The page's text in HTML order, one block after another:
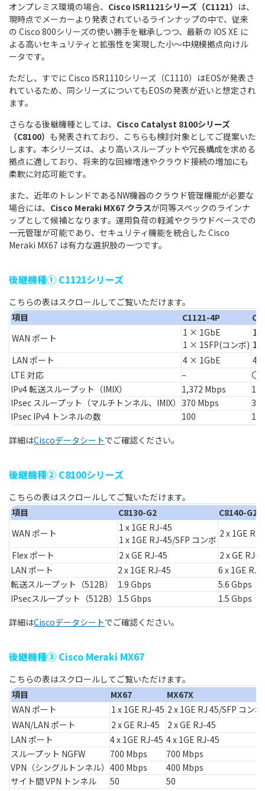
オンプレミス環境の場合、 Cisco ISR1121シリーズ（C1121） は、
現時点でメーカーより発表されているラインナップの中で、従来
の Cisco 800シリーズの使い勝手を継承しつつ、最新の IOS XE に
よる高いセキュリティと拡張性を実現した小～中規模拠点向けル
ータです。
ただし、すでに Cisco ISR1110シリーズ（C1110）はEOSが発表さ
れているため、同シリーズについてもEOSの発表が近いと想定され
ます。
さらなる後継機種としては、 Cisco Catalyst 8100シリーズ
（C8100） も発表されており、こちらも検討対象としてご提案いた
します。本シリーズは、より高いスループットや冗長構成を求める
拠点に適しており、将来的な回線増速やクラウド接続の増加にも
柔軟に対応可能です。
また、近年のトレンドであるNW機器のクラウド管理機能が必要な
場合には、 Cisco Meraki MX67 クラスが同等スペックのラインナ
ップとして候補となります。運用負荷の軽減やクラウドベースでの
一元管理が可能であり、セキュリティ機能を統合した Cisco
Meraki MX67 は有力な選択肢の一つです。
後継機種① C1121シリーズ
項目 C1121-4P
WAN ポート
1 × 1GbE
1 × 1SFP(コンボ)
1
1
LAN ポート
4 × 1GbE
4
LTE 対応
–
〇
IPv4 転送スループット（IMIX）
1,372 Mbps
IPsec スループット（マルチトンネル、IMIX） 370 Mbps
IPsec IPv4 トンネルの数
100
100
詳細はCiscoデータシートでご確認ください。
後継機種② C8100シリーズ
項目 C8130-G2
C8140-G2
WAN ポート
1 x 1GE RJ-45
1 x 1GE RJ-45/SFP コンボ
2 x 1GE RJ
Flex ポート
2 x GE RJ-45
2 x GE RJ-
LAN ポート
2 x 1GE RJ-45
6 x 1GE RJ-
転送スループット（512B）
1.9 Gbps
5.6 Gbps
IPsecスループット（512B） 1.5 Gbps
1.5 Gbps
詳細はCiscoデータシートでご確認ください。
後継機種③ Cisco Meraki MX67
項目 MX67
MX67X
WAN ポート
1 x 1GE RJ-45 2 x 1GE RJ 45/SFP コンボ
WAN/LAN ポート
2 x GE RJ-45
2 x GE RJ-45
LAN ポート
4 x 1GE RJ-45 4 x 1GE RJ-45
スループット NGFW
700 Mbps
700 Mbps
VPN（シングルトンネル） 400 Mbps
400 Mbps
サイト間 VPN トンネル
50
50